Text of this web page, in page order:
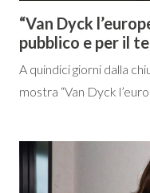
“Van Dyck
pubblico e per il
A quindici giorni dalla
mostra “Van Dyck